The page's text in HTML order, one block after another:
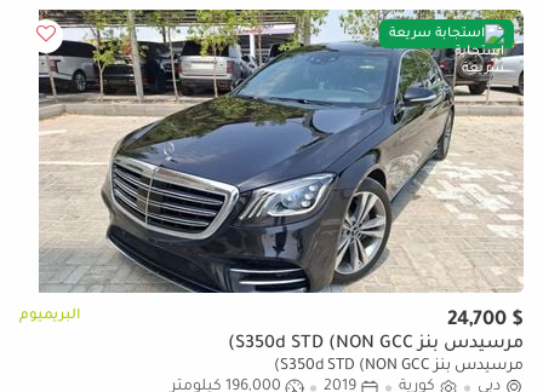
استجابة سريعة
$ 24,700 البريميوم
مرسيدس بنز S350d STD (NON GCC)
مرسيدس بنز S350d STD (NON GCC)
دبي
كورية 2019
196,000 كيلومتر